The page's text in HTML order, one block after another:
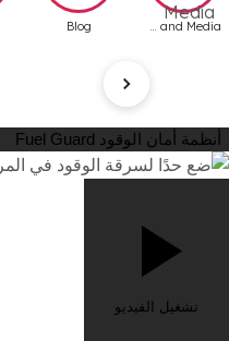
Press and Media
Blog
أنظمة أمان الوقود Fuel Guard
تشغيل الفيديو